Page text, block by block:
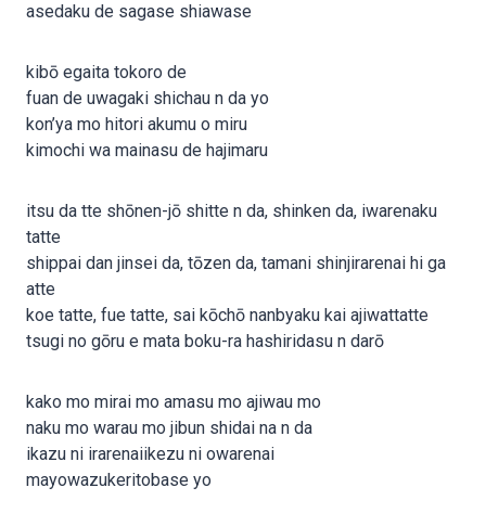
asedaku de sagase shiawase
kibō egaita tokoro de
fuan de uwagaki shichau n da yo
kon’ya mo hitori akumu o miru
kimochi wa mainasu de hajimaru
itsu da tte shōnen-jō shitte n da, shinken da, iwarenaku
tatte
shippai dan jinsei da, tōzen da, tamani shinjirarenai hi ga
atte
koe tatte, fue tatte, sai kōchō nanbyaku kai ajiwattatte
tsugi no gōru e mata boku-ra hashiridasu n darō
kako mo mirai mo amasu mo ajiwau mo
naku mo warau mo jibun shidai na n da
ikazu ni irarenaiikezu ni owarenai
mayowazukeritobase yo